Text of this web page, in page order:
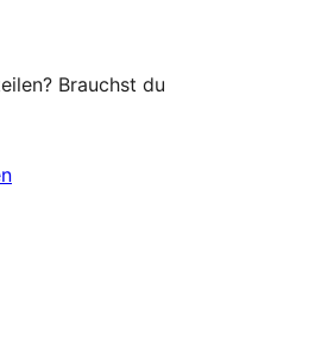
Brauchst du